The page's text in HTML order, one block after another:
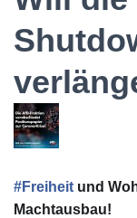
#Freiheit und
Machtausbau!